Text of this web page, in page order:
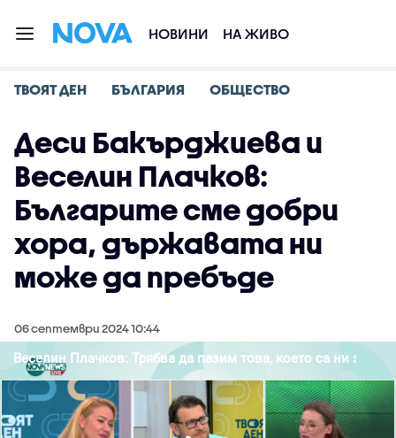
НОВИНИ НА ЖИВО
ТВОЯТ ДЕН БЪЛГАРИЯ ОБЩЕСТВО
Деси Бакърджиева и
Веселин Плачков:
Българите сме добри
хора, държавата ни
може да пребъде
06 септември 2024 10:44